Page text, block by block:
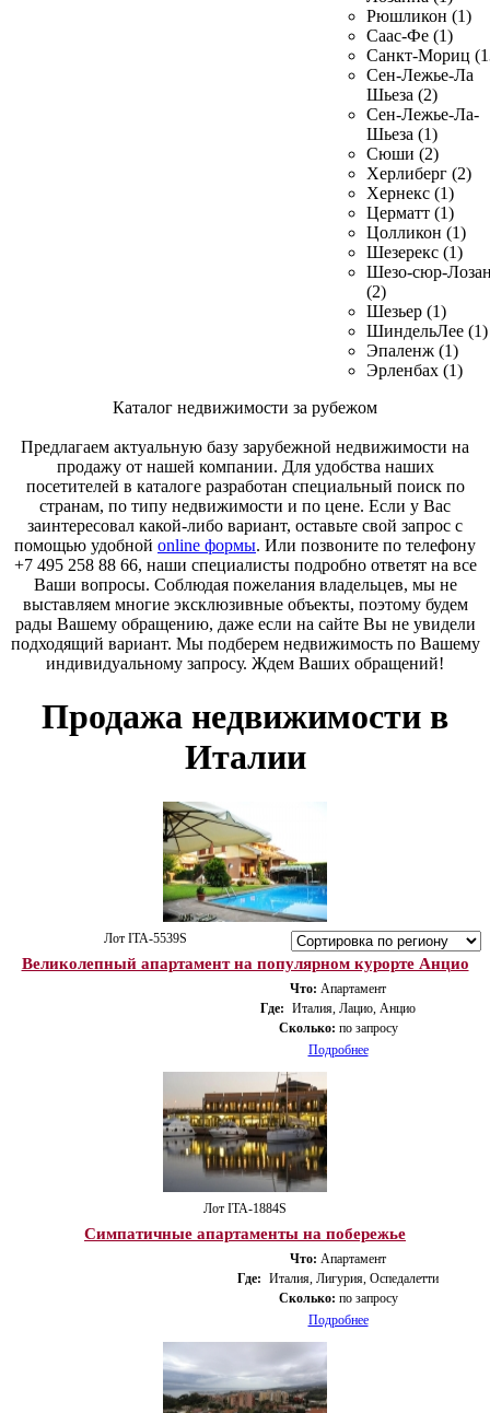
Рюшликон (1)
Саас-Фе (1)
Санкт-Мориц
Сен-Лежье-Ла
Шьеза (2)
Сен-Лежье-Ла-
Шьеза (1)
Сюши (2)
Херлиберг (2)
Хернекс (1)
Церматт (1)
Цолликон (1)
Шезерекс (1)
Шезо-сюр-
(2)
Шезьер (1)
ШиндельЛее (1)
Эпаленж (1)
Эрленбах (1)
Каталог недвижимости за рубежом
Предлагаем актуальную базу зарубежной недвижимости на
продажу от нашей компании. Для удобства наших
посетителей в каталоге разработан специальный поиск по
странам, по типу недвижимости и по цене. Если у Вас
заинтересовал какой-либо вариант, оставьте свой запрос с
помощью удобной online формы. Или позвоните по телефону
+7 495 258 88 66, наши специалисты подробно ответят на все
Ваши вопросы. Соблюдая пожелания владельцев, мы не
выставляем многие эксклюзивные объекты, поэтому будем
рады Вашему обращению, даже если на сайте Вы не увидели
подходящий вариант. Мы подберем недвижимость по Вашему
индивидуальному запросу. Ждем Ваших обращений!
Продажа недвижимости в
Италии
Лот ITA-5539S
Великолепный апартамент на популярном курорте Анцио
Что: Апартамент
Где: Италия, Лацио, Анцио
Сколько: по запросу
Подробнее
Лот ITA-1884S
Симпатичные апартаменты на побережье
Что: Апартамент
Где: Италия, Лигурия, Оспедалетти
Сколько: по запросу
Подробнее